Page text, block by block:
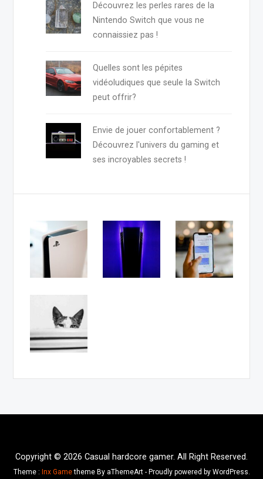
Découvrez les perles rares de la
Nintendo Switch que vous ne
connaissiez pas !
Quelles sont les pépites
vidéoludiques que seule la Switch
peut offrir?
Envie de jouer confortablement ?
Découvrez l'univers du gaming et
ses incroyables secrets !
Copyright © 2026 Casual hardcore gamer. All Right Reserved.
Theme : Inx Gametheme By aThemeArt - Proudly powered by WordPress.